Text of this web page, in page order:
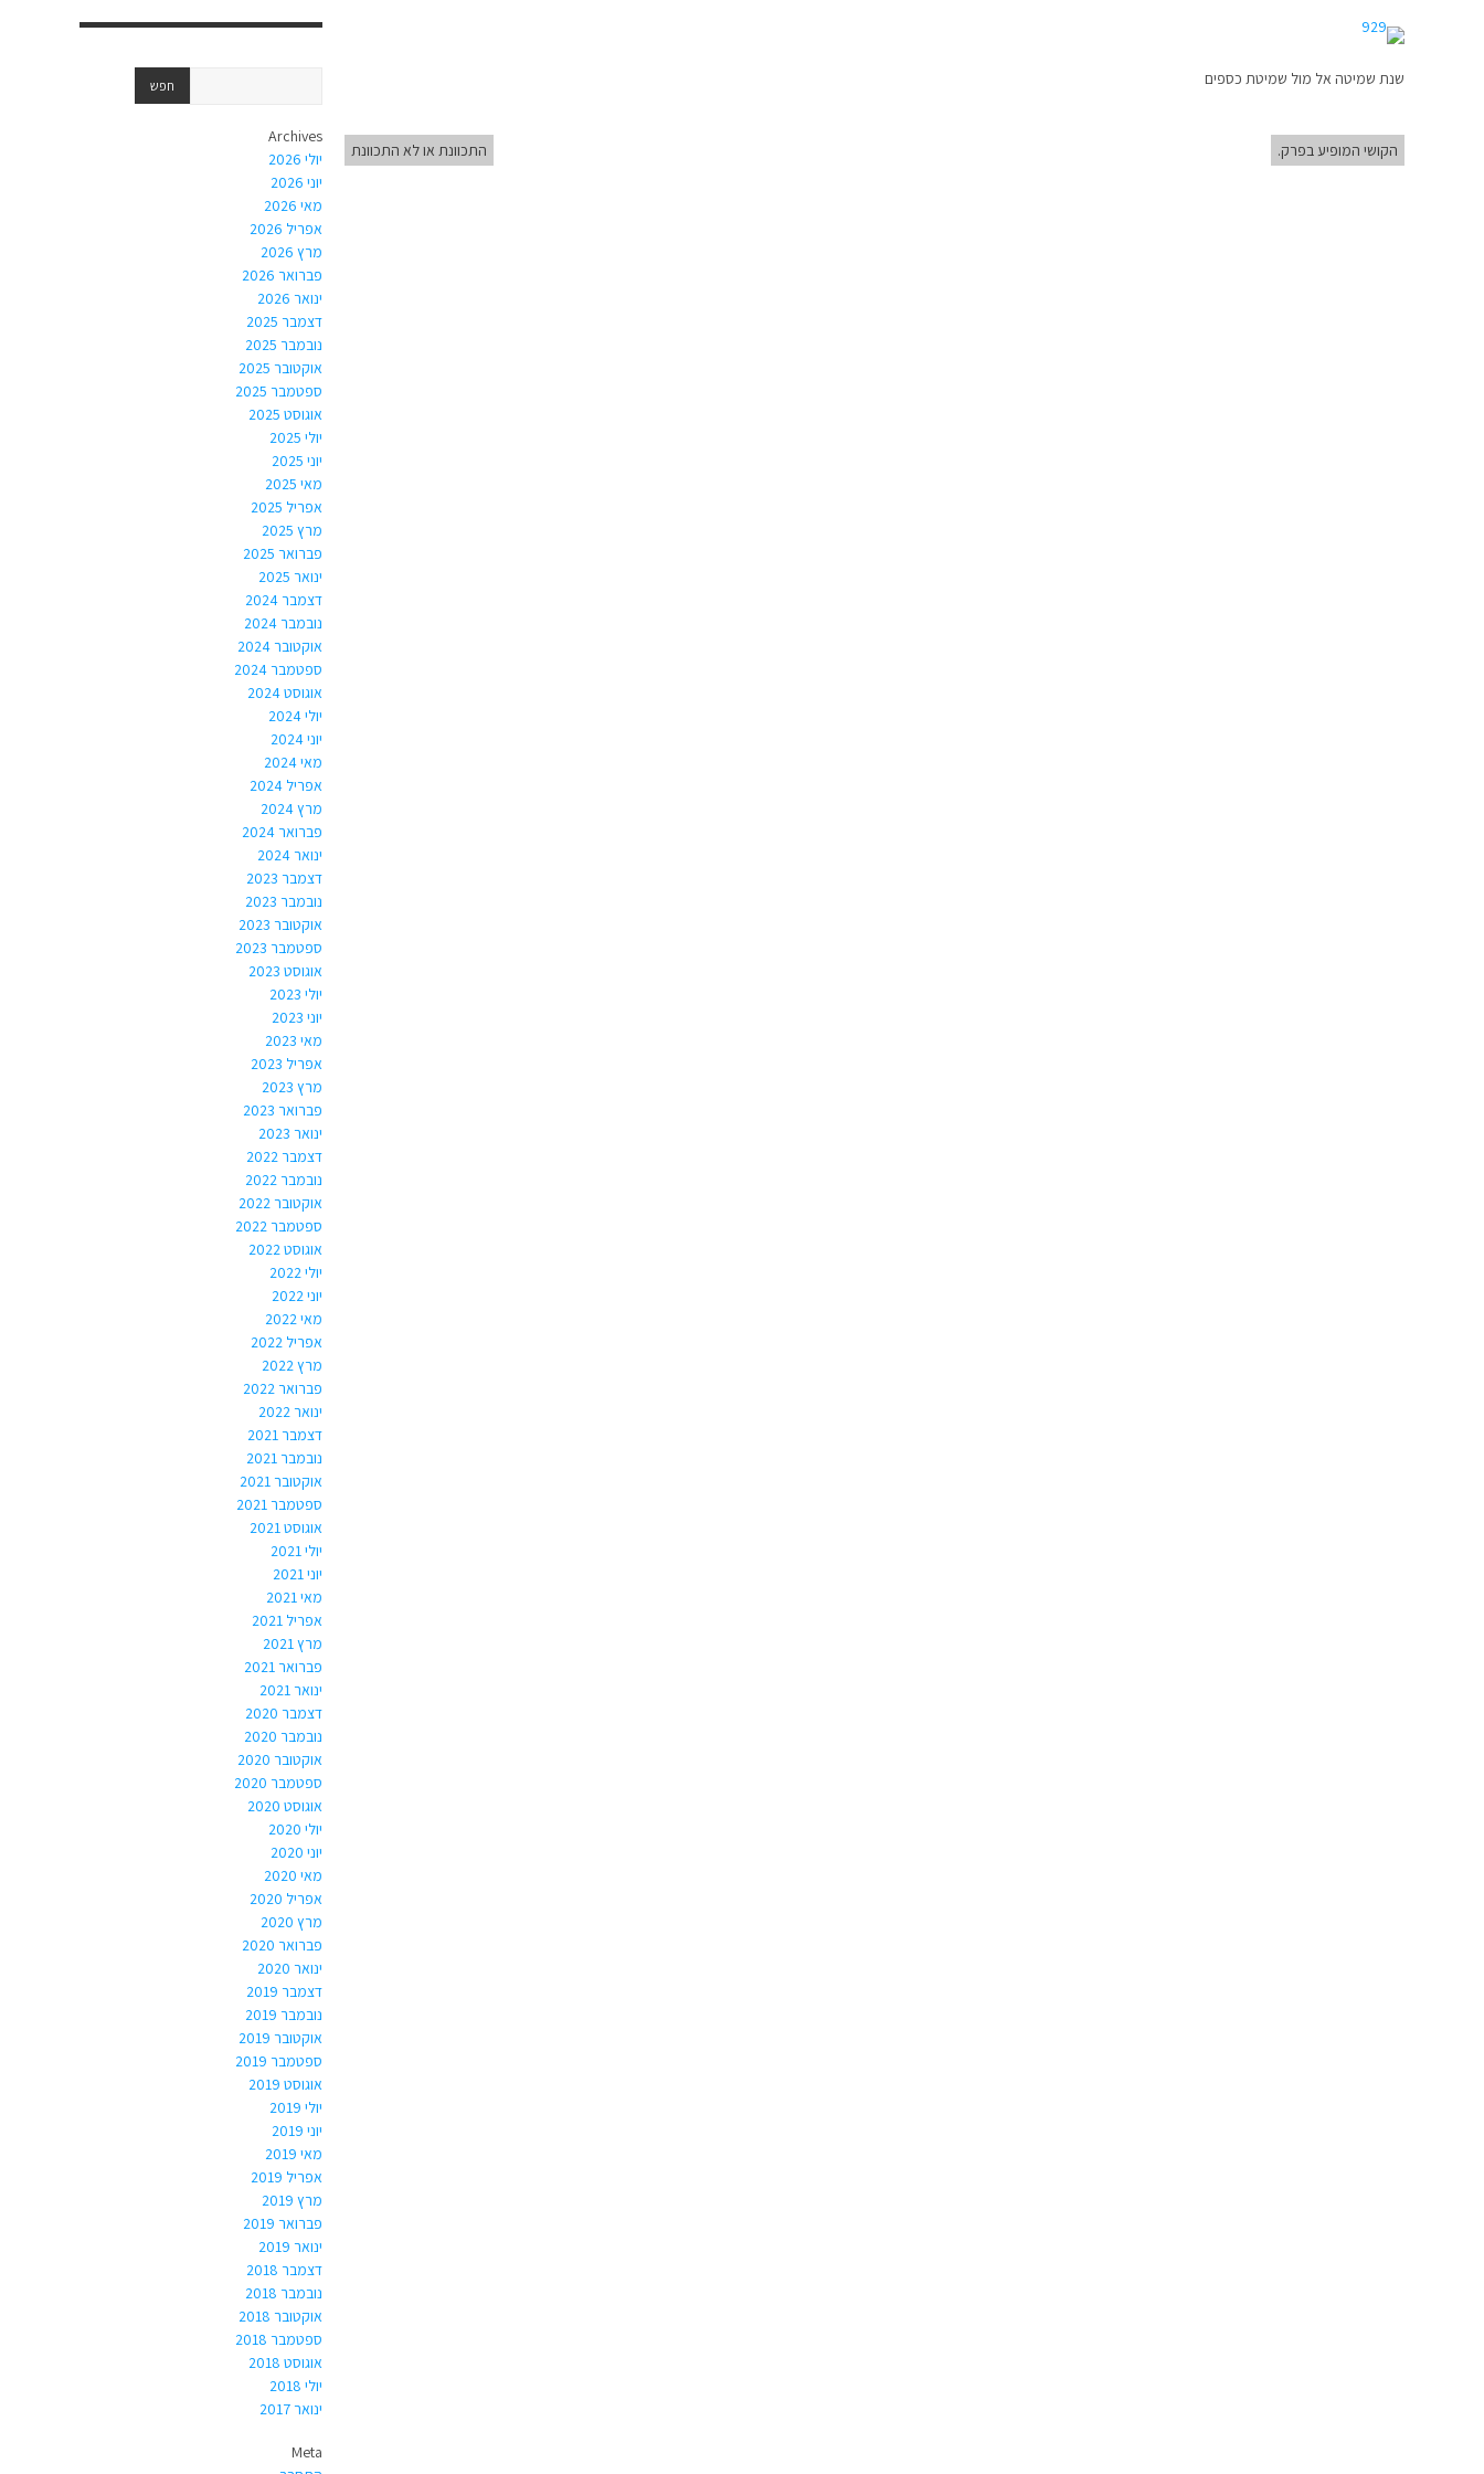
שנת שמיטה אל מול שמיטת כספים
הקושי המופיע בפרק. התכוונת או לא התכוונת
Archives
יולי 2026
יוני 2026
מאי 2026
אפריל 2026
מרץ 2026
פברואר 2026
ינואר 2026
דצמבר 2025
נובמבר 2025
אוקטובר 2025
ספטמבר 2025
אוגוסט 2025
יולי 2025
יוני 2025
מאי 2025
אפריל 2025
מרץ 2025
פברואר 2025
ינואר 2025
דצמבר 2024
נובמבר 2024
אוקטובר 2024
ספטמבר 2024
אוגוסט 2024
יולי 2024
יוני 2024
מאי 2024
אפריל 2024
מרץ 2024
פברואר 2024
ינואר 2024
דצמבר 2023
נובמבר 2023
אוקטובר 2023
ספטמבר 2023
אוגוסט 2023
יולי 2023
יוני 2023
מאי 2023
אפריל 2023
מרץ 2023
פברואר 2023
ינואר 2023
דצמבר 2022
נובמבר 2022
אוקטובר 2022
ספטמבר 2022
אוגוסט 2022
יולי 2022
יוני 2022
מאי 2022
אפריל 2022
מרץ 2022
פברואר 2022
ינואר 2022
דצמבר 2021
נובמבר 2021
אוקטובר 2021
ספטמבר 2021
אוגוסט 2021
יולי 2021
יוני 2021
מאי 2021
אפריל 2021
מרץ 2021
פברואר 2021
ינואר 2021
דצמבר 2020
נובמבר 2020
אוקטובר 2020
ספטמבר 2020
אוגוסט 2020
יולי 2020
יוני 2020
מאי 2020
אפריל 2020
מרץ 2020
פברואר 2020
ינואר 2020
דצמבר 2019
נובמבר 2019
אוקטובר 2019
ספטמבר 2019
אוגוסט 2019
יולי 2019
יוני 2019
מאי 2019
אפריל 2019
מרץ 2019
פברואר 2019
ינואר 2019
דצמבר 2018
נובמבר 2018
אוקטובר 2018
ספטמבר 2018
אוגוסט 2018
יולי 2018
ינואר 2017
Meta